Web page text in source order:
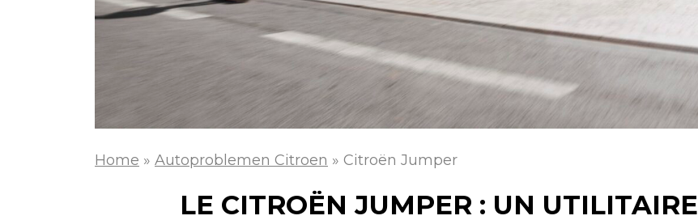
Home » Autoproblemen Citroen » Citroën Jumper
LE CITROËN JUMPER : UN UTILITAIRE